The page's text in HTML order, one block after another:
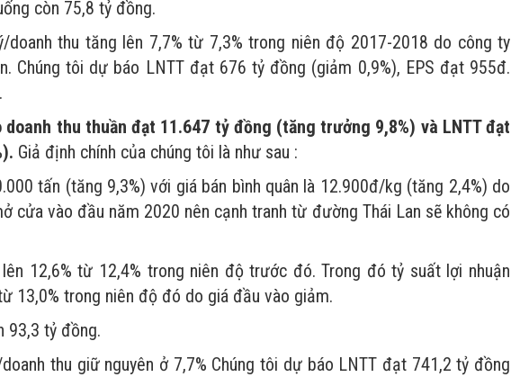
còn 75,8 tỷ đồng.
doanh thu tăng lên 7,7% từ 7,3% trong niên độ 2017-2018 do công ty
Chúng tôi dự báo LNTT đạt 676 tỷ đồng (giảm 0,9%), EPS đạt 955đ.
thu thuần đạt 11.647 tỷ đồng (tăng trưởng 9,8%) và LNTT đạt
Giả định chính của chúng tôi là như sau :
tấn (tăng 9,3%) với giá bán bình quân là 12.900đ/kg (tăng 2,4%) do
cửa vào đầu năm 2020 nên cạnh tranh từ đường Thái Lan sẽ không có
12,6% từ 12,4% trong niên độ trước đó. Trong đó tỷ suất lợi nhuận
13,0% trong niên độ đó do giá đầu vào giảm.
93,3 tỷ đồng.
thu giữ nguyên ở 7,7% Chúng tôi dự báo LNTT đạt 741,2 tỷ đồng